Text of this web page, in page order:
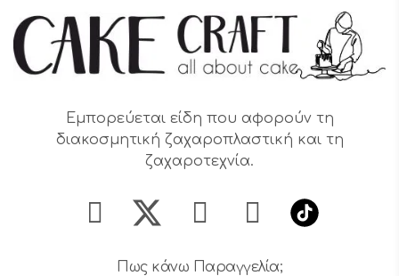
Εμπορεύεται είδη που αφορούν τη
διακοσμητική ζαχαροπλαστική και τη
ζαχαροτεχνία.
Πως κάνω Παραγγελία;